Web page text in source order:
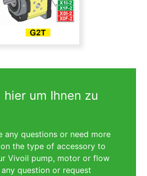
hier um Ihnen zu
any questions or need more
the type of accessory to
Vivoil pump, motor or flow
question or request